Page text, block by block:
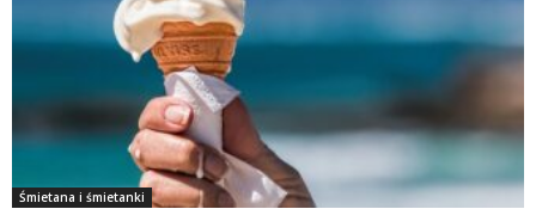
Śmietana i śmietanki